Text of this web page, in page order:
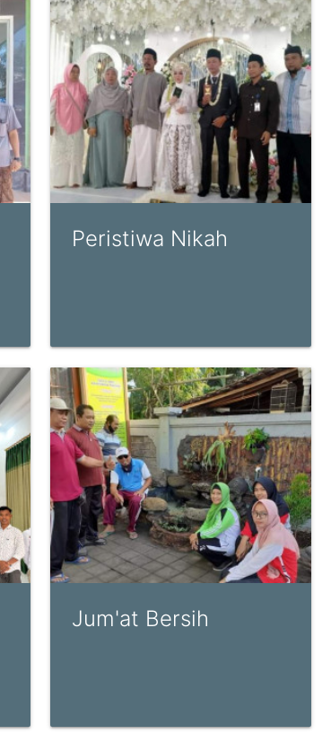
Peristiwa Nikah
Jum'at Bersih